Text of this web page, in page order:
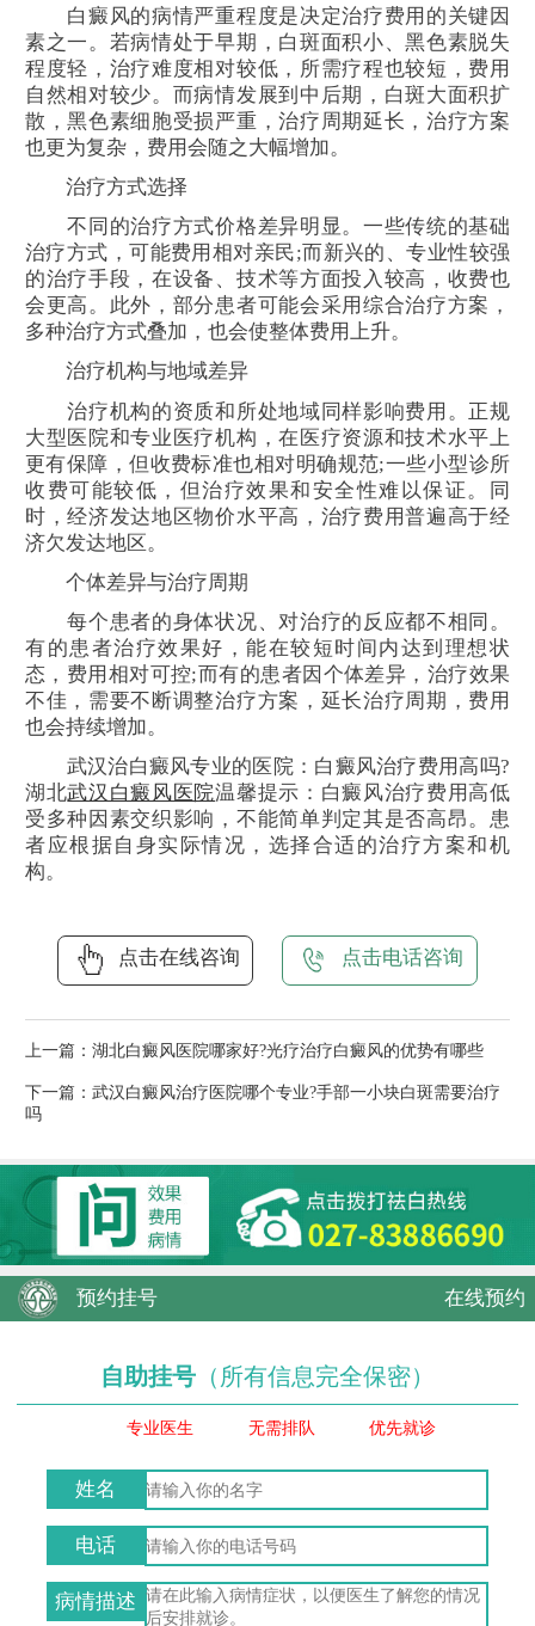
白癜风的病情严重程度是决定治疗费用的关键因
素之一。若病情处于早期，白斑面积小、黑色素脱失
程度轻，治疗难度相对较低，所需疗程也较短，费用
自然相对较少。而病情发展到中后期，白斑大面积扩
散，黑色素细胞受损严重，治疗周期延长，治疗方案
也更为复杂，费用会随之大幅增加。
治疗方式选择
不同的治疗方式价格差异明显。一些传统的基础
治疗方式，可能费用相对亲民;而新兴的、专业性较强
的治疗手段，在设备、技术等方面投入较高，收费也
会更高。此外，部分患者可能会采用综合治疗方案，
多种治疗方式叠加，也会使整体费用上升。
治疗机构与地域差异
治疗机构的资质和所处地域同样影响费用。正规
大型医院和专业医疗机构，在医疗资源和技术水平上
更有保障，但收费标准也相对明确规范;一些小型诊所
收费可能较低，但治疗效果和安全性难以保证。同
时，经济发达地区物价水平高，治疗费用普遍高于经
济欠发达地区。
个体差异与治疗周期
每个患者的身体状况、对治疗的反应都不相同。
有的患者治疗效果好，能在较短时间内达到理想状
态，费用相对可控;而有的患者因个体差异，治疗效果
不佳，需要不断调整治疗方案，延长治疗周期，费用
也会持续增加。
武汉治白癜风专业的医院：白癜风治疗费用高吗?
湖北武汉白癜风医院温馨提示：白癜风治疗费用高低
受多种因素交织影响，不能简单判定其是否高昂。患
者应根据自身实际情况，选择合适的治疗方案和机
构。
点击在线咨询 点击电话咨询
上一篇： 湖北白癜风医院哪家好?光疗治疗白癜风的优势有哪些
下一篇： 武汉白癜风治疗医院哪个专业?手部一小块白斑需要治疗
吗
预约挂号 在线预约
自助挂号 （所有信息完全保密）
专业医生 无需排队 优先就诊
姓名
电话
病情描述